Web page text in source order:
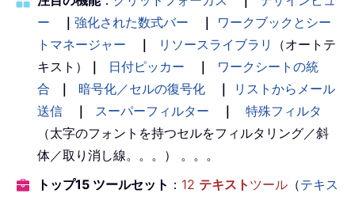
ー
｜ 強化された数式バー ｜
ワークブックとシー
トマネージャー
｜ リソースライブラリ
（オートテ
キスト）
｜ 日付ピッカー ｜
ワークシートの統
合
｜ 暗号化／セルの復号化 ｜
リストからメール
送信
｜ スーパーフィルター ｜
特殊フィルタ
（太字のフォントを持つセルをフィルタリング／斜
体／取り消し線。。。） 。。。
トップ15 ツールセット ： 12 テキスト ツール （テキス